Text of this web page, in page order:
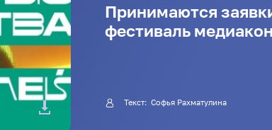
Принимаются
фестиваль
Текст: Софья Рахматулина